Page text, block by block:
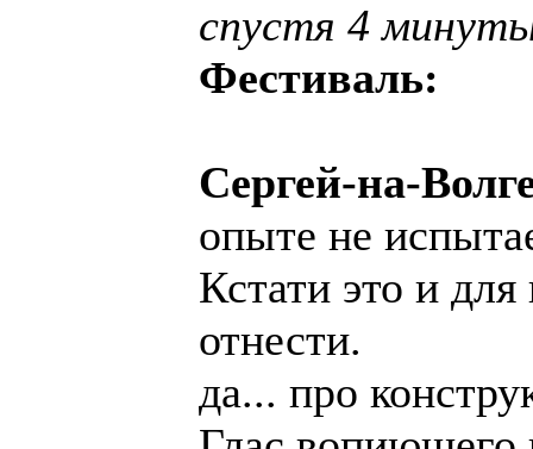
спустя 4
Фестиваль:
Сергей-на-
опыте не
Кстати это и
отнести.
да... про